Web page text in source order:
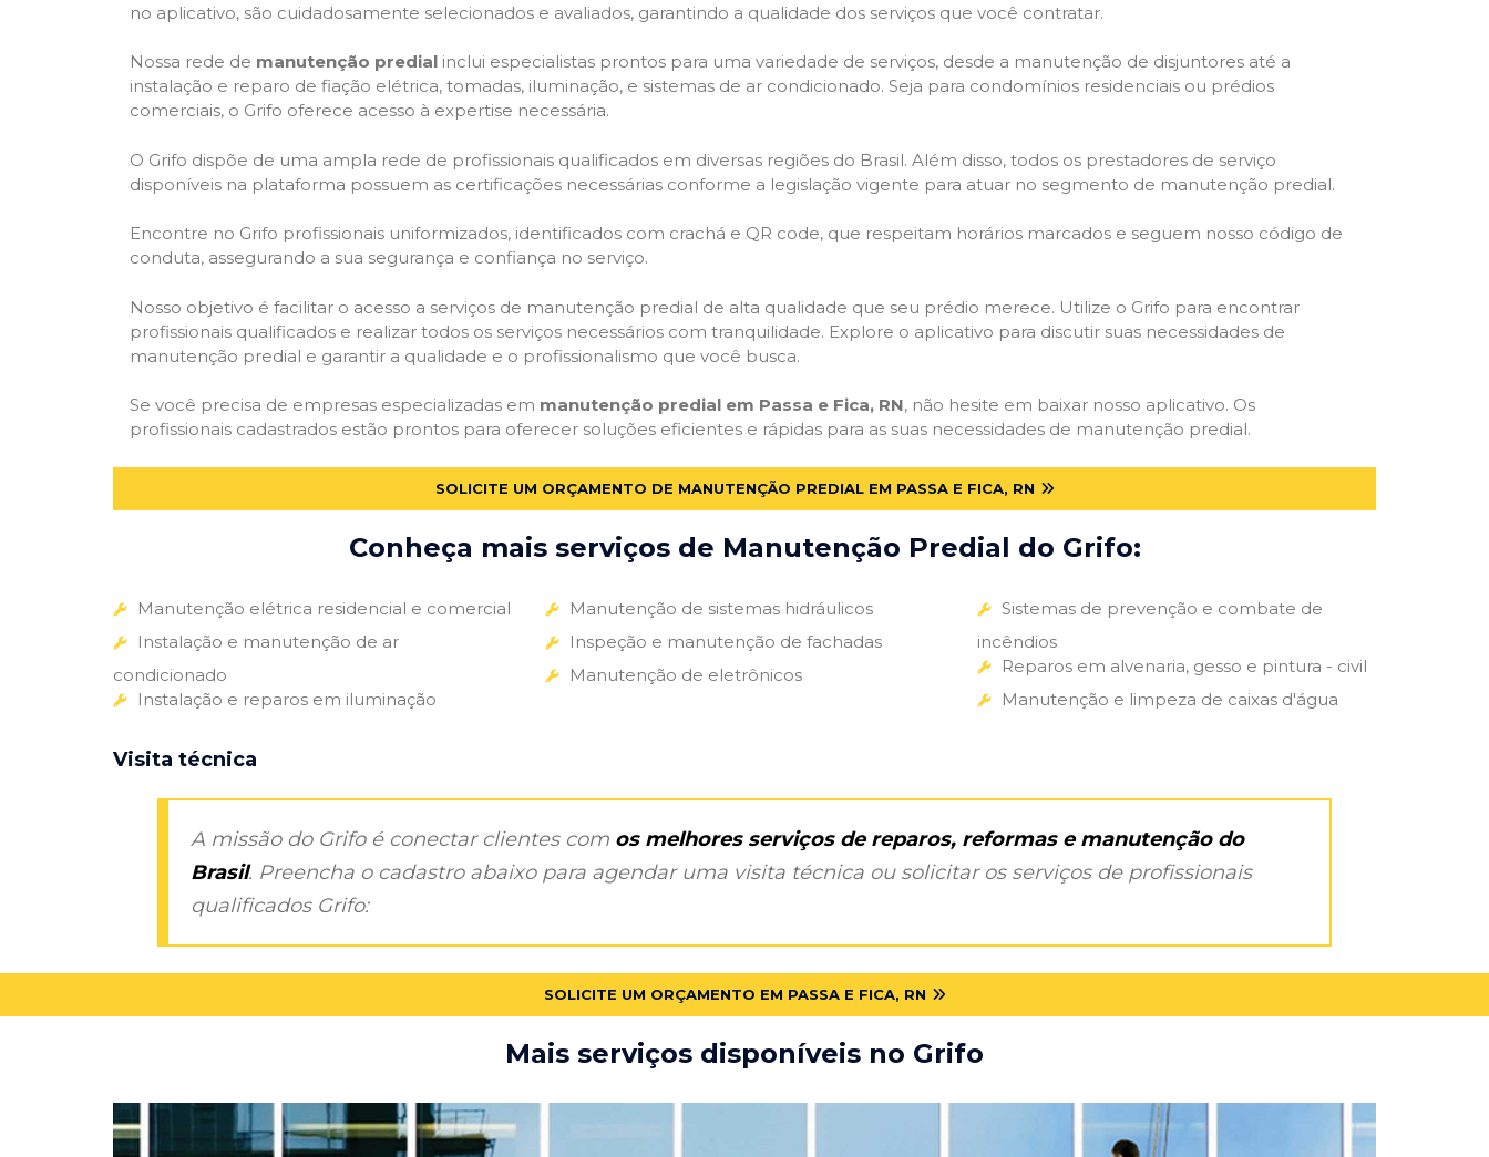
no aplicativo, são cuidadosamente selecionados e avaliados, garantindo a qualidade dos serviços que você contratar.
Nossa rede de manutenção predial inclui especialistas prontos para uma variedade de serviços, desde a manutenção de disjuntores até a
instalação e reparo de fiação elétrica, tomadas, iluminação, e sistemas de ar condicionado. Seja para condomínios residenciais ou prédios
comerciais, o Grifo oferece acesso à expertise necessária.
O Grifo dispõe de uma ampla rede de profissionais qualificados em diversas regiões do Brasil. Além disso, todos os prestadores de serviço
disponíveis na plataforma possuem as certificações necessárias conforme a legislação vigente para atuar no segmento de manutenção predial.
Encontre no Grifo profissionais uniformizados, identificados com crachá e QR code, que respeitam horários marcados e seguem nosso código de
conduta, assegurando a sua segurança e confiança no serviço.
Nosso objetivo é facilitar o acesso a serviços de manutenção predial de alta qualidade que seu prédio merece. Utilize o Grifo para encontrar
profissionais qualificados e realizar todos os serviços necessários com tranquilidade. Explore o aplicativo para discutir suas necessidades de
manutenção predial e garantir a qualidade e o profissionalismo que você busca.
Se você precisa de empresas especializadas em manutenção predial em Passa e Fica, RN, não hesite em baixar nosso aplicativo. Os
profissionais cadastrados estão prontos para oferecer soluções eficientes e rápidas para as suas necessidades de manutenção predial.
SOLICITE UM ORÇAMENTO DE MANUTENÇÃO PREDIAL EM PASSA E FICA, RN
Conheça mais serviços de Manutenção Predial do Grifo:
Manutenção elétrica residencial e comercial
Instalação e manutenção de ar
condicionado
Instalação e reparos em iluminação
Manutenção de sistemas hidráulicos
Inspeção e manutenção de fachadas
Manutenção de eletrônicos
Sistemas de prevenção e combate de
incêndios
Reparos em alvenaria, gesso e pintura - civil
Manutenção e limpeza de caixas d'água
Visita técnica
A missão do Grifo é conectar clientes com os melhores serviços de reparos, reformas e manutenção do
Brasil. Preencha o cadastro abaixo para agendar uma visita técnica ou solicitar os serviços de profissionais
qualificados Grifo:
SOLICITE UM ORÇAMENTO EM PASSA E FICA, RN
Mais serviços disponíveis no Grifo